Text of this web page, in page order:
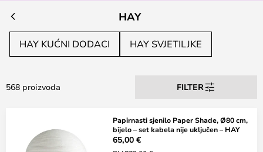
HAY
HAY KUĆNI DODACI HAY SVJETILJKE
568 proizvoda FILTER
Papirnasti sjenilo Paper Shade, Ø80 cm,
bijelo – set kabela nije uključen – HAY
65,00 €